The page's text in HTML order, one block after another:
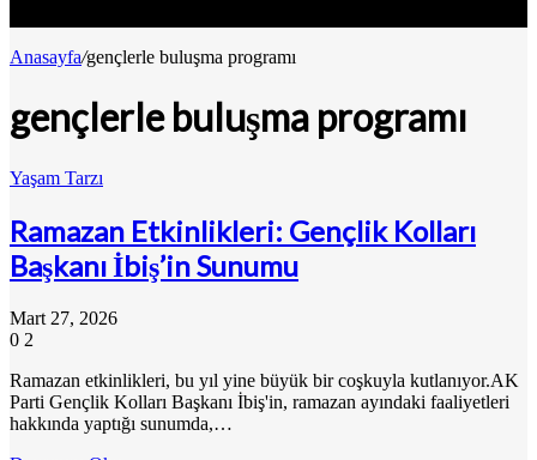
Anasayfa/gençlerle buluşma programı
gençlerle buluşma programı
Yaşam Tarzı
Ramazan Etkinlikleri: Gençlik Kolları
Başkanı İbiş’in Sunumu
Mart 27, 2026
0 2
Ramazan etkinlikleri, bu yıl yine büyük bir coşkuyla kutlanıyor.AK
Parti Gençlik Kolları Başkanı İbiş'in, ramazan ayındaki faaliyetleri
hakkında yaptığı sunumda,…